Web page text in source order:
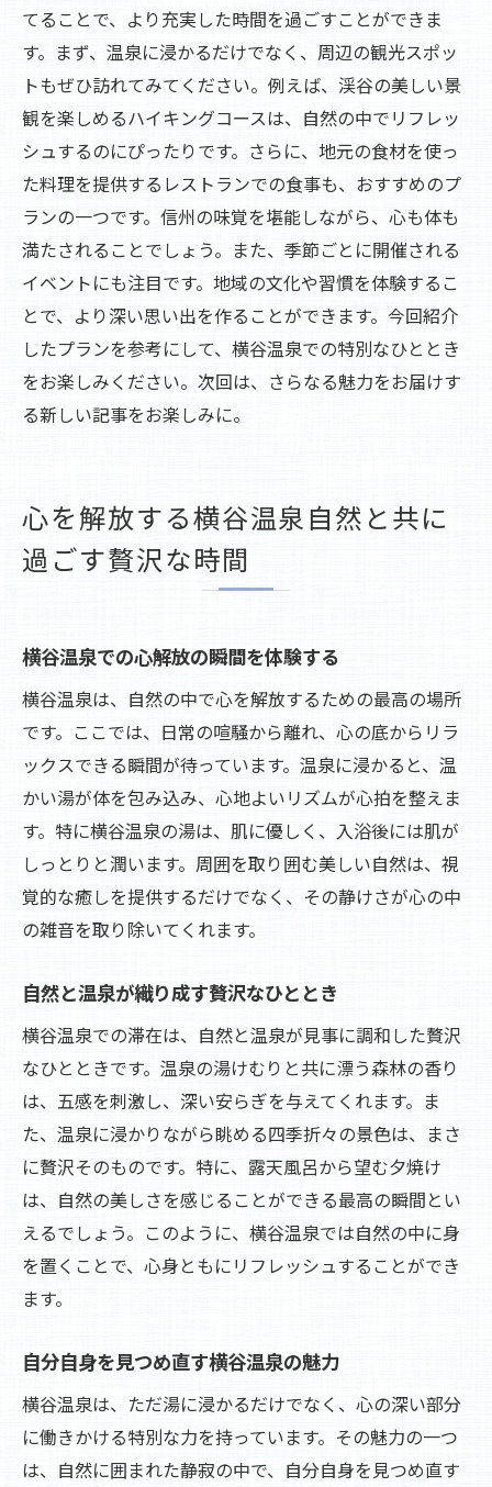
てることで、より充実した時間を過ごすことができま
す。まず、温泉に浸かるだけでなく、周辺の観光スポッ
トもぜひ訪れてみてください。例えば、渓谷の美しい景
観を楽しめるハイキングコースは、自然の中でリフレッ
シュするのにぴったりです。さらに、地元の食材を使っ
た料理を提供するレストランでの食事も、おすすめのプ
ランの一つです。信州の味覚を堪能しながら、心も体も
満たされることでしょう。また、季節ごとに開催される
イベントにも注目です。地域の文化や習慣を体験するこ
とで、より深い思い出を作ることができます。今回紹介
したプランを参考にして、横谷温泉での特別なひととき
をお楽しみください。次回は、さらなる魅力をお届けす
る新しい記事をお楽しみに。
心を解放する横谷温泉自然と共に
過ごす贅沢な時間
横谷温泉での心解放の瞬間を体験する
横谷温泉は、自然の中で心を解放するための最高の場所
です。ここでは、日常の喧騒から離れ、心の底からリラ
ックスできる瞬間が待っています。温泉に浸かると、温
かい湯が体を包み込み、心地よいリズムが心拍を整えま
す。特に横谷温泉の湯は、肌に優しく、入浴後には肌が
しっとりと潤います。周囲を取り囲む美しい自然は、視
覚的な癒しを提供するだけでなく、その静けさが心の中
の雑音を取り除いてくれます。
自然と温泉が織り成す贅沢なひととき
横谷温泉での滞在は、自然と温泉が見事に調和した贅沢
なひとときです。温泉の湯けむりと共に漂う森林の香り
は、五感を刺激し、深い安らぎを与えてくれます。ま
た、温泉に浸かりながら眺める四季折々の景色は、まさ
に贅沢そのものです。特に、露天風呂から望む夕焼け
は、自然の美しさを感じることができる最高の瞬間とい
えるでしょう。このように、横谷温泉では自然の中に身
を置くことで、心身ともにリフレッシュすることができ
ます。
自分自身を見つめ直す横谷温泉の魅力
横谷温泉は、ただ湯に浸かるだけでなく、心の深い部分
に働きかける特別な力を持っています。その魅力の一つ
は、自然に囲まれた静寂の中で、自分自身を見つめ直す